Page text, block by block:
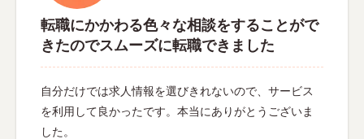
転職にかかわる色々な相談をすることがで
きたのでスムーズに転職できました
自分だけでは求人情報を選びきれないので、サービス
を利用して良かったです。本当にありがとうございま
した。